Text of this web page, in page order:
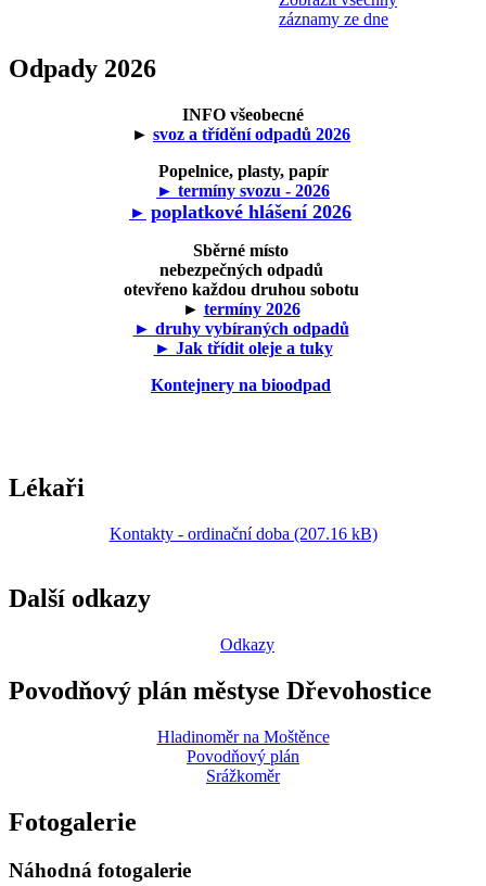
záznamy ze dne
Odpady 2026
INFO všeobecné
► svoz a třídění odpadů 2026
Popelnice, plasty, papír
► termíny svozu - 2026
► poplatkové hlášení 2026
Sběrné místo
nebezpečných odpadů
otevřeno každou druhou sobotu
► termíny 2026
► druhy vybíraných odpadů
► Jak třídit oleje a tuky
Kontejnery na bioodpad
Lékaři
Kontakty - ordinační doba (207.16 kB)
Další odkazy
Odkazy
Povodňový plán městyse Dřevohostice
Hladinoměr na Moštěnce
Povodňový plán
Srážkoměr
Fotogalerie
Náhodná fotogalerie